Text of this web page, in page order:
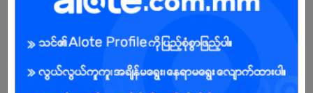
- ခရီးစရိတ် + နေစရိတ်